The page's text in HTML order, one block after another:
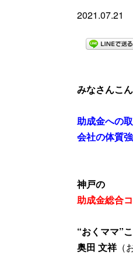
2021.07.21
みなさんこ
助成金への
会社の体質
神戸の
助成金総合
“おくママ”
奥田 文祥（